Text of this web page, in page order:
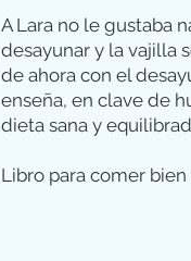
A Lara no le gustaba
desayunar y la vajilla
de ahora con el
enseña, en clave de
dieta sana y
Libro para comer